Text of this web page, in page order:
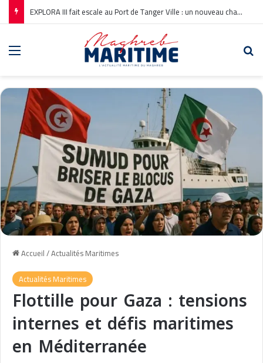
EXPLORA III fait escale au Port de Tanger Ville : un nouveau chapitre pour la croisière en Méditerranée
Accueil/Actualités Maritimes
Actualités Maritimes
Flottille pour Gaza : tensions
internes et défis maritimes
en Méditerranée